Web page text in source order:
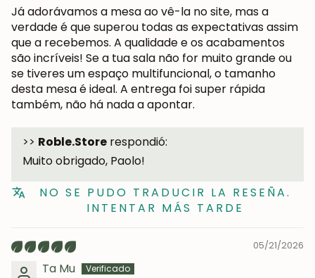
Já adorávamos a mesa ao vê-la no site, mas a
verdade é que superou todas as expectativas assim
que a recebemos. A qualidade e os acabamentos
são incríveis! Se a tua sala não for muito grande ou
se tiveres um espaço multifuncional, o tamanho
desta mesa é ideal. A entrega foi super rápida
também, não há nada a apontar.
>> Roble.Store respondió:
Muito obrigado, Paolo!
NO SE PUDO TRADUCIR LA RESEÑA.
INTENTAR MÁS TARDE
05/21/2026
Ta Mu